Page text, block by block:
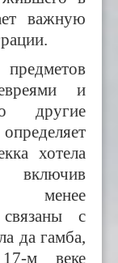
важную
и
другие
хотела
включив
менее
с
да гамба,
м веке